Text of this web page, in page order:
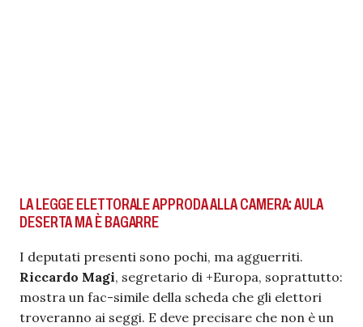
LA LEGGE ELETTORALE APPRODA ALLA CAMERA: AULA
DESERTA MA È BAGARRE
I deputati presenti sono pochi, ma agguerriti.
Riccardo Magi, segretario di +Europa, soprattutto:
mostra un fac-simile della scheda che gli elettori
troveranno ai seggi. E deve precisare che non è un